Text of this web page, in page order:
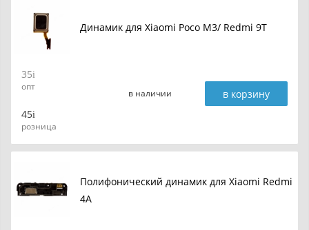
Динамик для Xiaomi Poco M3/ Redmi 9T
35
опт
45
розница
в наличии в корзину
Полифонический динамик для Xiaomi Redmi
4A